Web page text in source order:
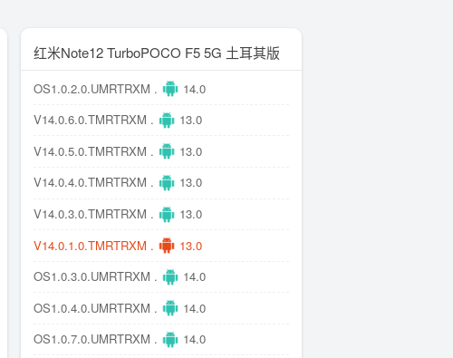
红米Note12 TurboPOCO F5 5G 土耳其版
OS1.0.2.0.UMRTRXM .
14.0
V14.0.6.0.TMRTRXM .
13.0
V14.0.5.0.TMRTRXM .
13.0
V14.0.4.0.TMRTRXM .
13.0
V14.0.3.0.TMRTRXM .
13.0
V14.0.1.0.TMRTRXM .
13.0
OS1.0.3.0.UMRTRXM .
14.0
OS1.0.4.0.UMRTRXM .
14.0
OS1.0.7.0.UMRTRXM .
14.0